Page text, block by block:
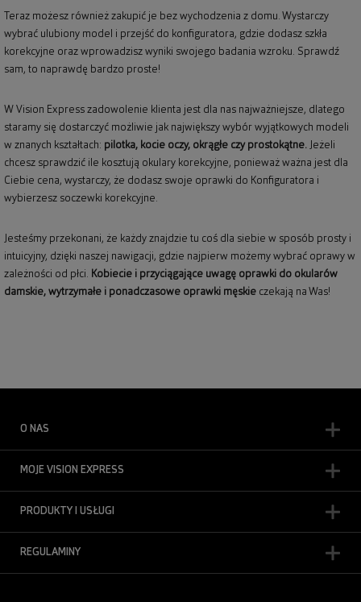
Teraz możesz również zakupić je bez wychodzenia z domu. Wystarczy
wybrać ulubiony model i przejść do konfiguratora, gdzie dodasz szkła
korekcyjne oraz wprowadzisz wyniki swojego badania wzroku. Sprawdź
sam, to naprawdę bardzo proste!
W Vision Express zadowolenie klienta jest dla nas najważniejsze, dlatego
staramy się dostarczyć możliwie jak największy wybór wyjątkowych modeli
w znanych kształtach: pilotka, kocie oczy, okrągłe czy prostokątne. Jeżeli
chcesz sprawdzić ile kosztują okulary korekcyjne, ponieważ ważna jest dla
Ciebie cena, wystarczy, że dodasz swoje oprawki do Konfiguratora i
wybierzesz soczewki korekcyjne.
Jesteśmy przekonani, że każdy znajdzie tu coś dla siebie w sposób prosty i
intuicyjny, dzięki naszej nawigacji, gdzie najpierw możemy wybrać oprawy w
zależności od płci. Kobiecie i przyciągające uwagę oprawki do okularów
damskie, wytrzymałe i ponadczasowe oprawki męskie czekają na Was!
O NAS
MOJE VISION EXPRESS
PRODUKTY I USŁUGI
REGULAMINY